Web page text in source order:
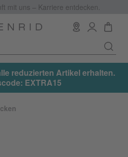
mit uns – Karriere entdecken.
reduzierten Artikel erhalten.
EXTRA15